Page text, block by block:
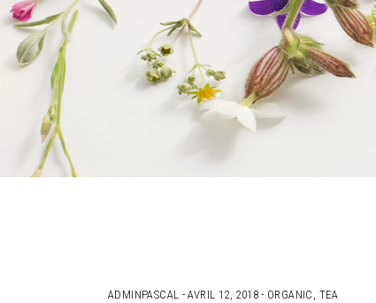
ADMINPASCAL AVRIL 12, 2018 ORGANIC , TEA